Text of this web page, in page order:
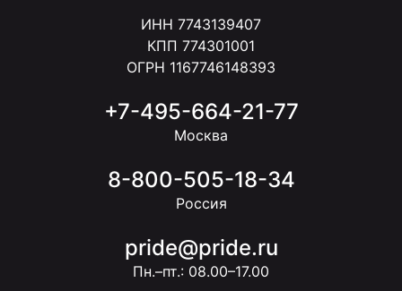
ИНН 7743139407
КПП 774301001
ОГРН 1167746148393
+7-495-664-21-77
Москва
8-800-505-18-34
Россия
pride@pride.ru
Пн.–пт.: 08.00–17.00